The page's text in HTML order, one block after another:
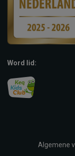
Word lid:
Algemene